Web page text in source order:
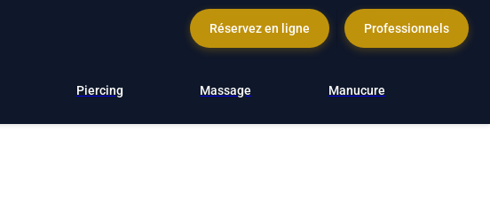
Réservez en ligne Professionnels
Piercing Massage Manucure